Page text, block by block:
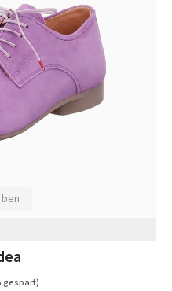
gespart)